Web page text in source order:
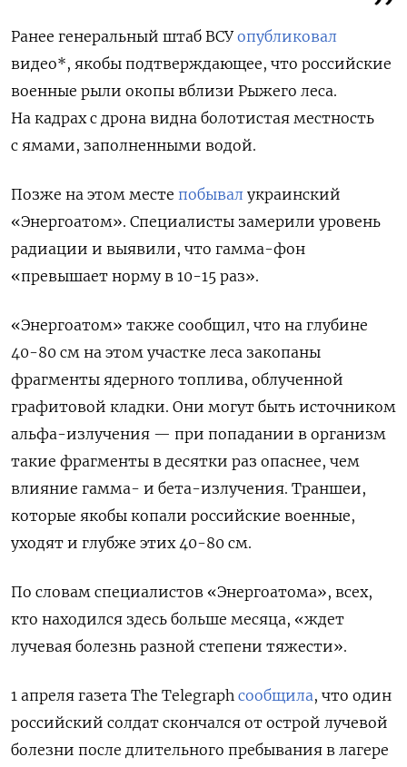
Ранее генеральный штаб ВСУопубликовал
видео*, якобы подтверждающее, что российские
военные рыли окопы вблизи Рыжего леса.
На кадрах с дрона видна болотистая местность
с ямами, заполненными водой.
Позже на этом месте побывал украинский
«Энергоатом». Специалисты замерили уровень
радиации и выявили, что гамма-фон
«превышает норму в 10-15 раз».
«Энергоатом» также сообщил, что на глубине
40-80 см на этом участке леса закопаны
фрагменты ядерного топлива, облученной
графитовой кладки. Они могут быть источником
альфа-излучения — при попадании в организм
такие фрагменты в десятки раз опаснее, чем
влияние гамма- и бета-излучения. Траншеи,
которые якобы копали российские военные,
уходят и глубже этих 40-80 см.
По словам специалистов «Энергоатома», всех,
кто находился здесь больше месяца, «ждет
лучевая болезнь разной степени тяжести».
1 апреля газета The Telegraph сообщила, что один
российский солдат скончался от острой лучевой
болезни после длительного пребывания в лагере